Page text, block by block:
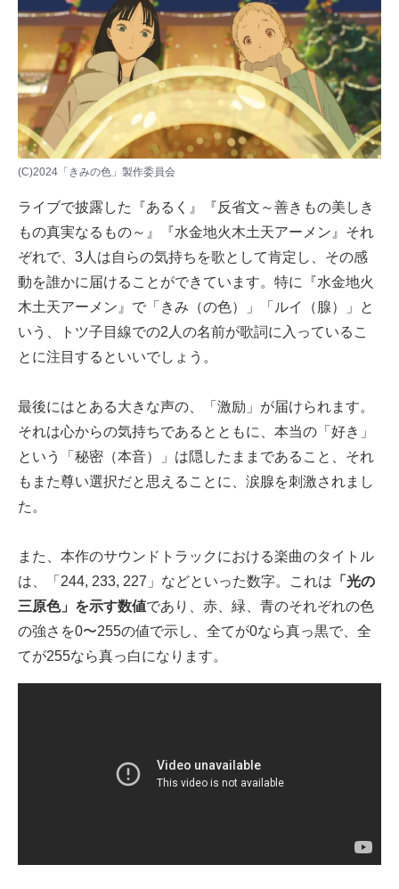
(C)2024「きみの色」製作委員会
ライブで披露した『あるく』『反省文～善きもの美しき
もの真実なるもの～』『水金地火木土天アーメン』それ
ぞれで、3人は自らの気持ちを歌として肯定し、その感
動を誰かに届けることができています。特に『水金地火
木土天アーメン』で「きみ（の色）」「ルイ（腺）」と
いう、トツ子目線での2人の名前が歌詞に入っているこ
とに注目するといいでしょう。
最後にはとある大きな声の、「激励」が届けられます。
それは心からの気持ちであるとともに、本当の「好き」
という「秘密（本音）」は隠したままであること、それ
もまた尊い選択だと思えることに、涙腺を刺激されまし
た。
また、本作のサウンドトラックにおける楽曲のタイトル
は、「244, 233, 227」などといった数字。これは 「光の
三原色」を示す数値であり、赤、緑、青のそれぞれの色
の強さを0〜255の値で示し、全てが0なら真っ黒で、全
てが255なら真っ白になります。